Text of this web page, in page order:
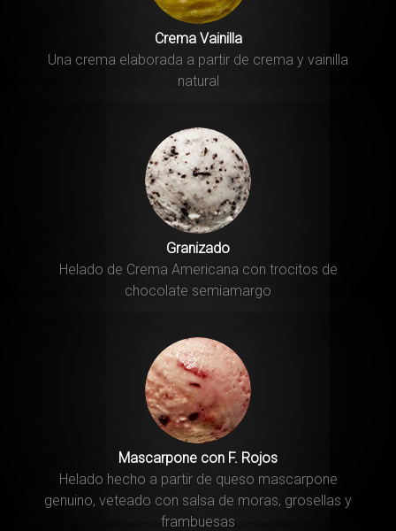
Crema Vainilla
Una crema elaborada a partir de crema y vainilla
natural
Granizado
Helado de Crema Americana con trocitos de
chocolate semiamargo
Mascarpone con F. Rojos
Helado hecho a partir de queso mascarpone
genuino, veteado con salsa de moras, grosellas y
frambuesas